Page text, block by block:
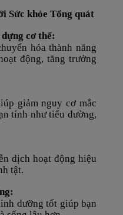
Sức khỏe Tổng quát
cơ thể:
hóa thành năng
động, tăng trưởng
giảm nguy cơ mắc
tính như tiểu đường,
dịch hoạt động hiệu
tật.
dưỡng tốt giúp bạn